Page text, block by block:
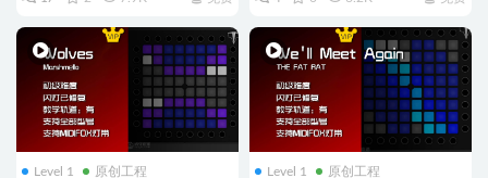
Level 1 原创工程 Level 1 原创工程